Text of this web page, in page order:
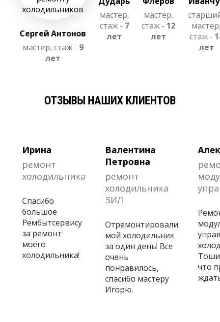
Сергей Антонов
мастер, стаж - 9
лет
мастер,
стаж - 7
лет
мастер,
стаж - 12
лет
стаж -
лет
ОТЗЫВЫ НАШИХ КЛИЕНТОВ
Ирина
ремонт
холодильника
Спасибо
большое
Рембытсервису
за ремонт
моего
холодильника!
Валентина
Петровна
ремонт
холодильника
ЗИЛ
Отремонтировали
мой холодильник
за один день! Все
очень
понравилось,
спасибо мастеру
Игорю.
что